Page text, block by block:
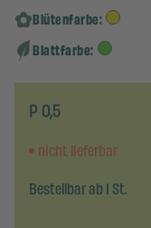
Blütenfarbe:
Blattfarbe:
P 0,5
nicht lieferbar
Bestellbar ab 1 St.